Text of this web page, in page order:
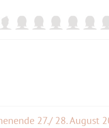
27./ 28. August